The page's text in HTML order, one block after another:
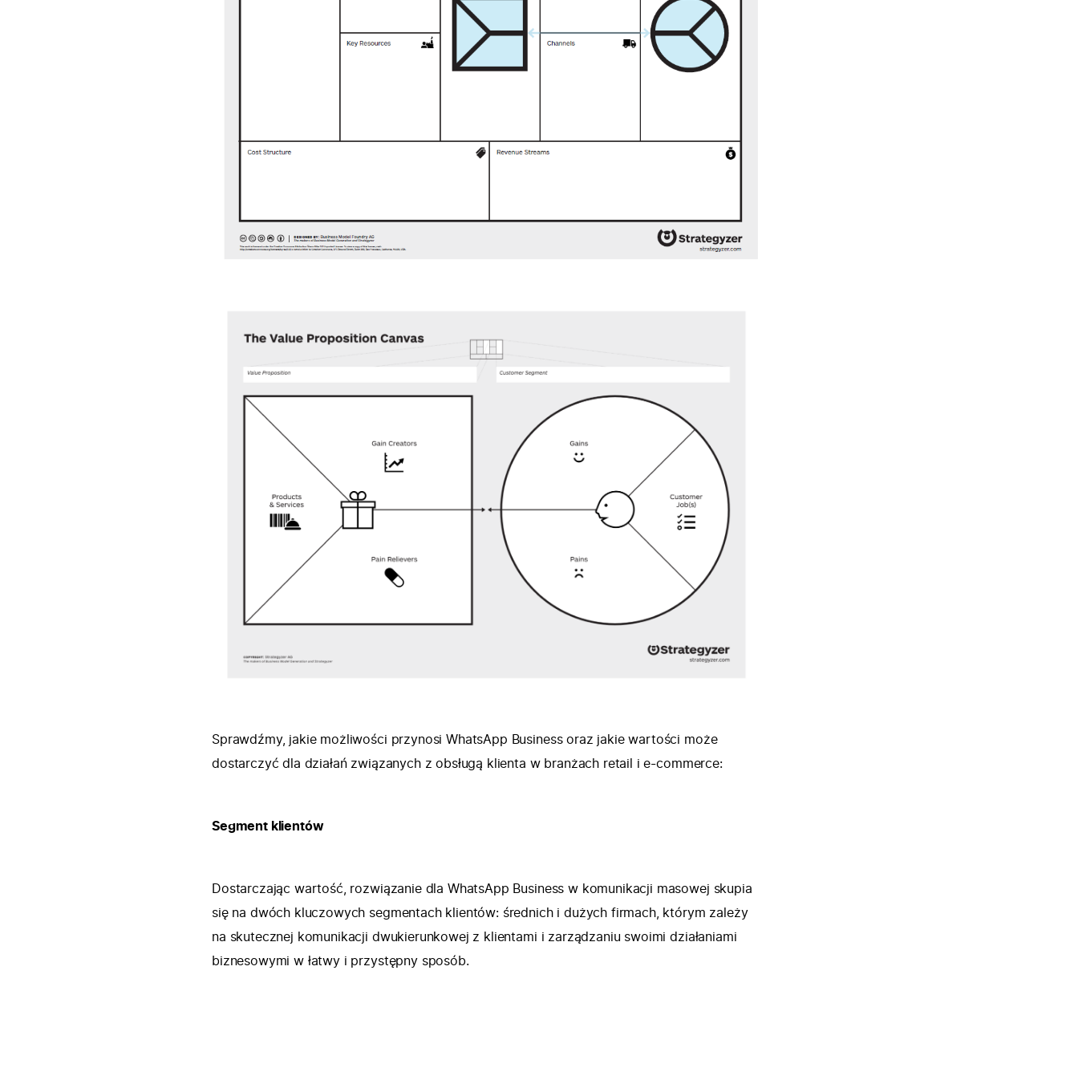
Sprawdźmy, jakie możliwości przynosi WhatsApp Business oraz jakie wartości może
dostarczyć dla działań związanych z obsługą klienta w branżach retail i e-commerce:
Segment klientów
Dostarczając wartość, rozwiązanie dla WhatsApp Business w komunikacji masowej skupia
się na dwóch kluczowych segmentach klientów: średnich i dużych firmach, którym zależy
na skutecznej komunikacji dwukierunkowej z klientami i zarządzaniu swoimi działaniami
biznesowymi w łatwy i przystępny sposób.